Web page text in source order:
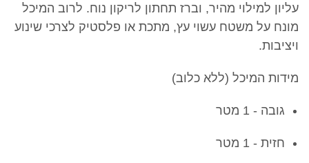
עליון למילוי מהיר, וברז תחתון לריקון נוח. לרוב המיכל
מונח על משטח עשוי עץ, מתכת או פלסטיק לצרכי שינוע
ויציבות.
מידות המיכל (ללא כלוב)
גובה - 1 מטר
חזית - 1 מטר